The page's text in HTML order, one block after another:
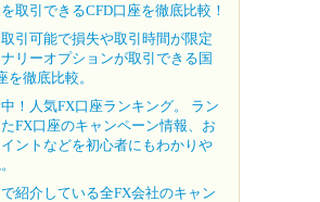
取引できるCFD口座を徹底比較！
引可能で損失や取引時間が限定
リーオプションが取引できる国
を徹底比較。
！人気FX口座ランキング。 ラン
FX口座のキャンペーン情報、お
ントなどを初心者にもわかりや
紹介している全FX会社のキャン